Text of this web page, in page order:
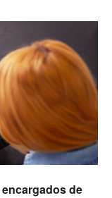
encargados de